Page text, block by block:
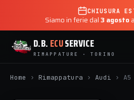
CHIUSURA
Siamo in ferie dal3 agosto
D.B. ECUSERVICE
RIMAPPATURE · TORINO
Home › Rimappatura › Audi ›